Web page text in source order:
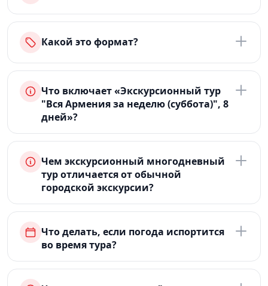
Какой это формат?
Что включает «Экскурсионный тур
"Вся Армения за неделю (суббота)", 8
дней»?
Чем экскурсионный многодневный
тур отличается от обычной
городской экскурсии?
Что делать, если погода испортится
во время тура?